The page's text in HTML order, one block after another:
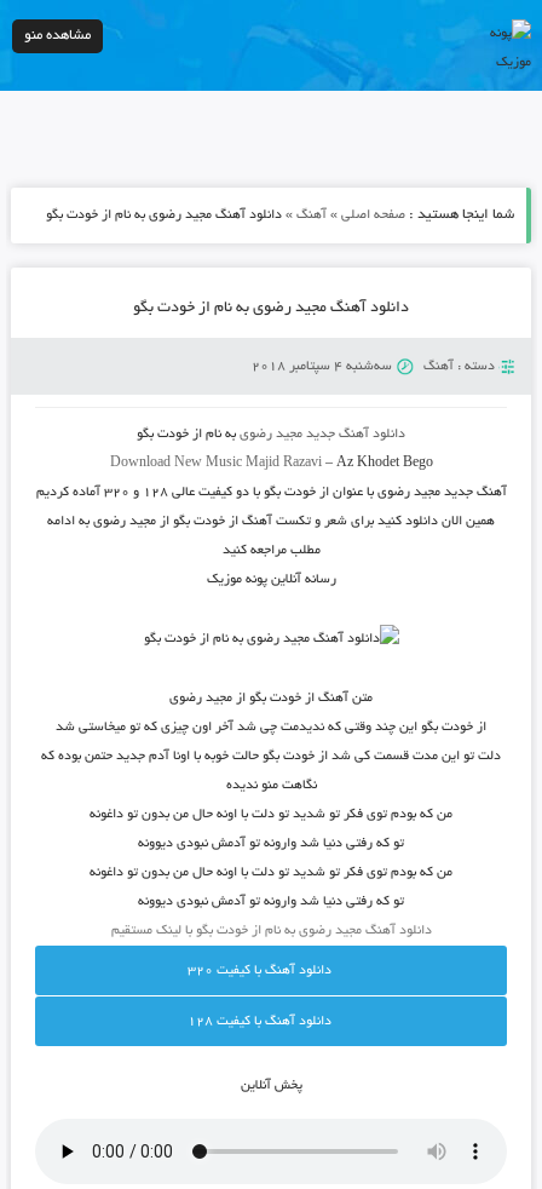
مشاهده منو
شما اینجا هستید : صفحه اصلی» آهنگ» دانلود آهنگ مجید رضوی به نام از خودت بگو
دانلود آهنگ مجید رضوی به نام از خودت بگو
دسته : آهنگ سه‌شنبه 4 سپتامبر 2018
دانلود آهنگ جدید مجید رضویبه نام از خودت بگو
Download New Music Majid Razavi– Az Khodet Bego
آهنگ جدیدمجید رضوی با عنواناز خودت بگو با دو کیفیت عالی ۱۲۸ و ۳۲۰ آماده کردیم
همین الان دانلود کنید برای شعر و تکست آهنگ از خودت بگو از مجید رضوی به ادامه
مطلب مراجعه کنید
رسانه آنلاین پونه موزیک
متن آهنگ از خودت بگو از مجید رضوی
از خودت بگو این چند وقتی که ندیدمت چی شد آخر اون چیزی که تو میخاستی شد
دلت تو این مدت قسمت کی شد از خودت بگو حالت خوبه با اونا آدم جدید حتمن بوده که
نگاهت منو ندیده
من که بودم توی فکر تو شدید تو دلت با اونه حال من بدون تو داغونه
تو که رفتی دنیا شد وارونه تو آدمش نبودی دیوونه
من که بودم توی فکر تو شدید تو دلت با اونه حال من بدون تو داغونه
تو که رفتی دنیا شد وارونه تو آدمش نبودی دیوونه
دانلود آهنگ مجید رضوی به نام از خودت بگو با لینک مستقیم
دانلود آهنگ با کيفيت 320
دانلود آهنگ با کيفيت 128
پخش آنلاين